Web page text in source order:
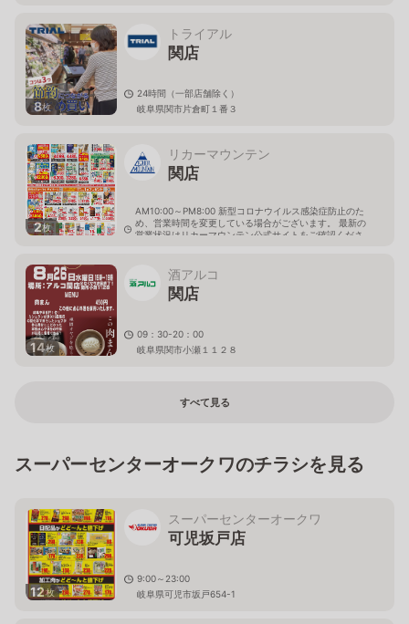
8枚
トライアル
関店
24時間（一部店舗除く）
岐阜県関市片倉町１番３
2枚
リカーマウンテン
関店
AM10:00～PM8:00 新型コロナウイルス感染症防止のた
め、営業時間を変更している場合がございます。 最新の
営業状況はリカーマウンテン公式サイトをご確認くださ
14枚
酒アルコ
関店
09：30-20：00
岐阜県関市小瀬１１２８
すべて見る
スーパーセンターオークワのチラシを見る
12枚
スーパーセンターオークワ
可児坂戸店
9:00～23:00
岐阜県可児市坂戸654-1